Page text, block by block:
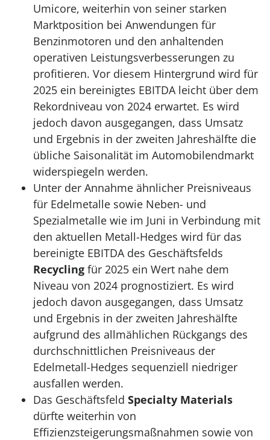
Umicore, weiterhin von seiner starken
Marktposition bei Anwendungen für
Benzinmotoren und den anhaltenden
operativen Leistungsverbesserungen zu
profitieren. Vor diesem Hintergrund wird für
2025 ein bereinigtes EBITDA leicht über dem
Rekordniveau von 2024 erwartet. Es wird
jedoch davon ausgegangen, dass Umsatz
und Ergebnis in der zweiten Jahreshälfte die
übliche Saisonalität im Automobilendmarkt
widerspiegeln werden.
Unter der Annahme ähnlicher Preisniveaus
für Edelmetalle sowie Neben- und
Spezialmetalle wie im Juni in Verbindung mit
den aktuellen Metall-Hedges wird für das
bereinigte EBITDA des Geschäftsfelds
Recycling für 2025 ein Wert nahe dem
Niveau von 2024 prognostiziert. Es wird
jedoch davon ausgegangen, dass Umsatz
und Ergebnis in der zweiten Jahreshälfte
aufgrund des allmählichen Rückgangs des
durchschnittlichen Preisniveaus der
Edelmetall-Hedges sequenziell niedriger
ausfallen werden.
Das Geschäftsfeld Specialty Materials
dürfte weiterhin von
Effizienzsteigerungsmaßnahmen sowie von